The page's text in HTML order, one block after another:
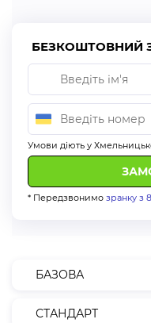
захисного короба,
Таким чином, навіть у
вал захищений від
Також існують 2 типи
механічний— ручна
Як правильно зробити
Насамперед потрібно
БЕЗКОШТОВНИЙ
Умови діють у
* Передзвонимо зранку з
БАЗОВА
СТАНДАРТ